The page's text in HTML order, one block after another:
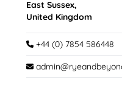
East Sussex,
United Kingdom
+44 (0) 7854 586448